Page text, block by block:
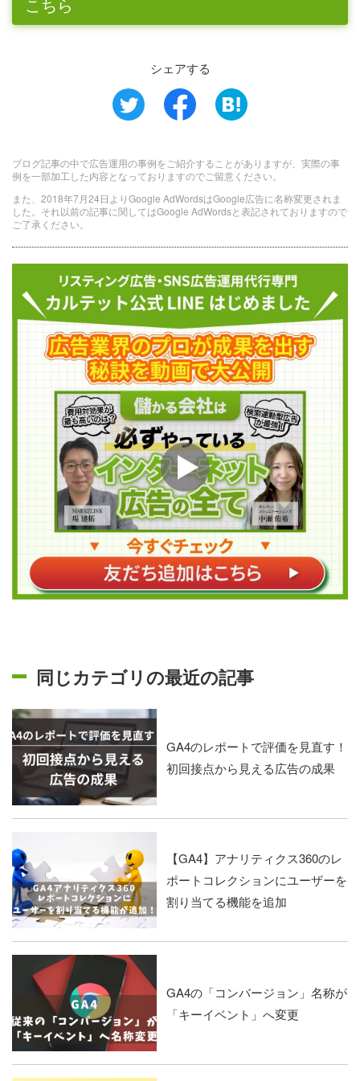
シェアする
ブログ記事の中で広告運用の事例をご紹介することがありますが、実際の事
例を一部加工した内容となっておりますのでご留意ください。
また、2018年7月24日よりGoogle AdWordsはGoogle広告に名称変更されま
した。それ以前の記事に関してはGoogle AdWordsと表記されておりますので
ご了承ください。
同じカテゴリの最近の記事
GA4のレポートで評価を見直す！
初回接点から見える広告の成果
【GA4】アナリティクス360のレ
ポートコレクションにユーザーを
割り当てる機能を追加
GA4の「コンバージョン」名称が
「キーイベント」へ変更